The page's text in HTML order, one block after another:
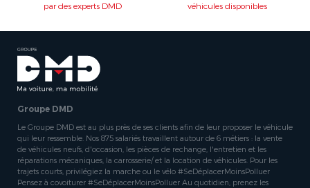
par des experts DMD véhicules disponibles
Groupe DMD
Le Groupe DMD est au plus près de ses clients afin de leur proposer le véhicule
qui leur ressemble. Nos 875 salariés travaillent autour de 6 métiers : la vente
de véhicules neufs, d'occasion, les pièces de rechange, l'entretien et les
réparations mécaniques, la carrosserie/ et la location de véhicules. Pour les
trajets courts, privilégiez la marche ou le vélo #SeDéplacerMoinsPolluer
Pensez à covoiturer #SeDéplacerMoinsPolluer Au quotidien, prenez les